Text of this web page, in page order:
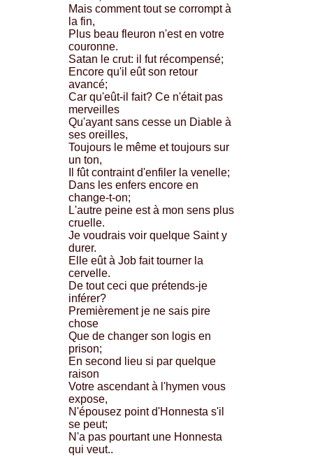
Mais comment tout se corrompt à
la fin,
Plus beau fleuron n'est en votre
couronne.
Satan le crut: il fut récompensé;
Encore qu'il eût son retour
avancé;
Car qu'eût-il fait? Ce n'était pas
merveilles
Qu'ayant sans cesse un Diable à
ses oreilles,
Toujours le même et toujours sur
un ton,
Il fût contraint d'enfiler la venelle;
Dans les enfers encore en
change-t-on;
L'autre peine est à mon sens plus
cruelle.
Je voudrais voir quelque Saint y
durer.
Elle eût à Job fait tourner la
cervelle.
De tout ceci que prétends-je
inférer?
Premièrement je ne sais pire
chose
Que de changer son logis en
prison;
En second lieu si par quelque
raison
Votre ascendant à l'hymen vous
expose,
N'épousez point d'Honnesta s'il
se peut;
N'a pas pourtant une Honnesta
qui veut..